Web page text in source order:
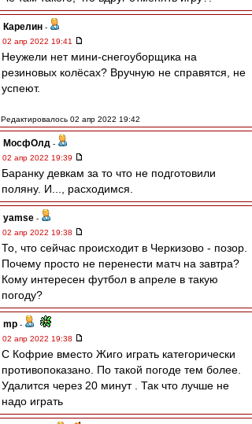
Карелин -
02 апр 2022 19:41
Неужели нет мини-снегоуборщика на
резиновых колёсах? Вручную не справятся, не
успеют.
Редактировалось 02 апр 2022 19:42
МосфОлд -
02 апр 2022 19:39
Баранку девкам за то что не подготовили
поляну. И..., расходимся.
yamse -
02 апр 2022 19:38
То, что сейчас происходит в Черкизово - позор.
Почему просто не перенести матч на завтра?
Кому интересен футбол в апреле в такую
погоду?
mp -
02 апр 2022 19:38
С Кофрие вместо Жиго играть категорически
противопоказано. По такой погоде тем более.
Удалится через 20 минут . Так что лучше не
надо играть